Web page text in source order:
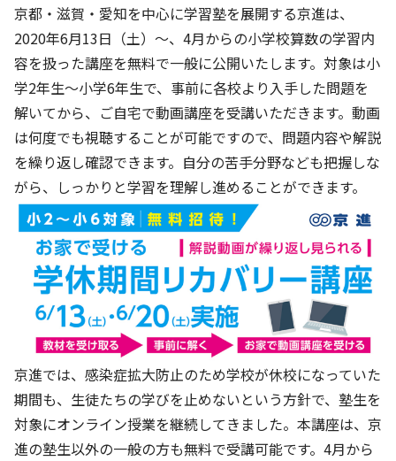
Company’s Profile
沿革
社歌
本社所在地
京進グループが目指す姿
子会社および関係会社
フランチャイズ事業
ソーシャルメディア公式アカウント
ライフキャリア
育児・暮らし
京進グループの事業所
人材育成の取り組み
CSRレポート
社会貢献活動
ミャンマーへの支援活動
オリジナルバッグプロジェクト
清華・京進発展フォーラム
立木奨学金
価値創造の取り組み
DX（デジタル変革）
DXビジョン・DX戦略
Kyoshin Digital Academy
卓越した安全・安心を目指して
株主・株式関連情報
株主・投資家の皆さまへ
ビジョン／経営方針
連結業績・財務
IRライブラリー
IRカレンダー
ディスクロージャーポリシー
よくあるご質問
免責事項
IRお問合せ
採用情報
京進リクルートInstagram
新卒採用情報
新卒採用デジタルパンフレット
中途採用
講師（アルバイト）募集
保育事業 採用
日本語教育事業 採用
介護事業 採用
お問い合わせ
利用規約
個人情報保護方針
特別警報発令時の授業について
Copyright © KYOSHIN Co., Ltd. All rights reserved.
京都・滋賀・愛知を中心に学習塾を展開する京進は、
2020年6月13日（土）～、4月からの小学校算数の学習内
容を扱った講座を無料で一般に公開いたします。対象は小
学2年生～小学6年生で、事前に各校より入手した問題を
解いてから、ご自宅で動画講座を受講いただきます。動画
は何度でも視聴することが可能ですので、問題内容や解説
を繰り返し確認できます。自分の苦手分野なども把握しな
がら、しっかりと学習を理解し進めることができます。
京進では、感染症拡大防止のため学校が休校になっていた
期間も、生徒たちの学びを止めないという方針で、塾生を
対象にオンライン授業を継続してきました。本講座は、京
進の塾生以外の一般の方も無料で受講可能です。4月から